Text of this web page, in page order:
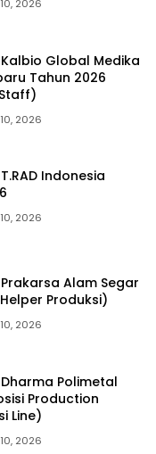
2026
Global Medika
Tahun 2026
2026
Indonesia
2026
Alam Segar
Produksi)
2026
Polimetal
Production
Line)
2026